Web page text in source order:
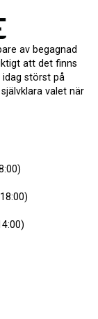
av begagnad
att det finns
idag störst på
valet när